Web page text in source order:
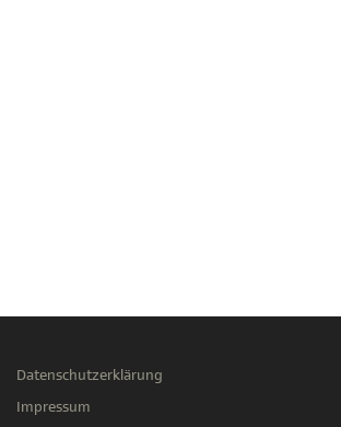
Datenschutzerklärung
Impressum